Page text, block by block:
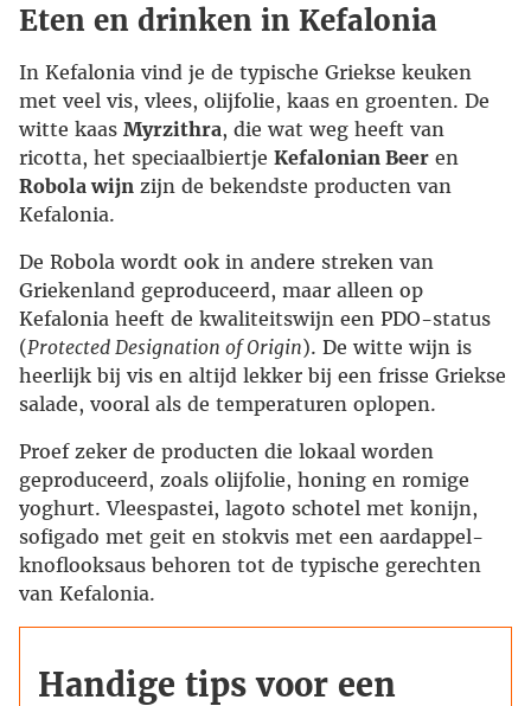
Eten en drinken in Kefalonia
In Kefalonia vind je de typische Griekse keuken
met veel vis, vlees, olijfolie, kaas en groenten. De
witte kaas Myrzithra, die wat weg heeft van
ricotta, het speciaalbiertje Kefalonian Beer en
Robola wijn zijn de bekendste producten van
Kefalonia.
De Robola wordt ook in andere streken van
Griekenland geproduceerd, maar alleen op
Kefalonia heeft de kwaliteitswijn een PDO-status
(Protected Designation of Origin). De witte wijn is
heerlijk bij vis en altijd lekker bij een frisse Griekse
salade, vooral als de temperaturen oplopen.
Proef zeker de producten die lokaal worden
geproduceerd, zoals olijfolie, honing en romige
yoghurt. Vleespastei, lagoto schotel met konijn,
sofigado met geit en stokvis met een aardappel-
knoflooksaus behoren tot de typische gerechten
van Kefalonia.
Handige tips voor een